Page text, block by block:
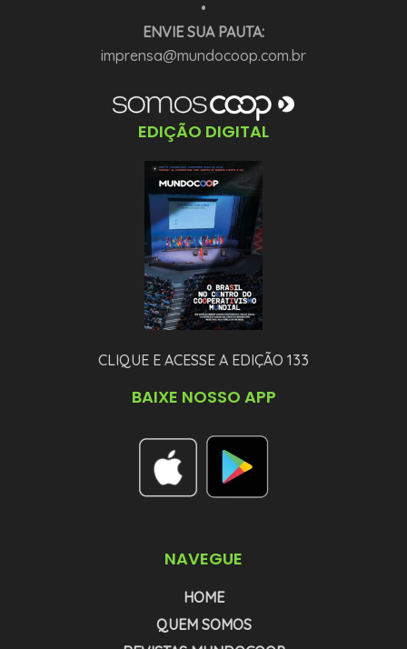
•
ENVIE SUA PAUTA:
imprensa@mundocoop.com.br
EDIÇÃO DIGITAL
CLIQUE E ACESSE A EDIÇÃO 133
BAIXE NOSSO APP
NAVEGUE
HOME
QUEM SOMOS